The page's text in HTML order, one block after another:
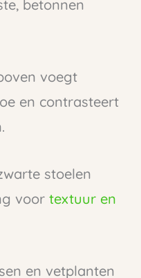
betonnen
voegt
en contrasteert
stoelen
voor textuur en
en vetplanten